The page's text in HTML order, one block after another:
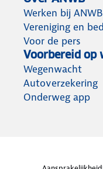
Werken bij ANWB
Vereniging en
Voor de pers
Voorbereid op
Wegenwacht
Autoverzekering
Onderweg app